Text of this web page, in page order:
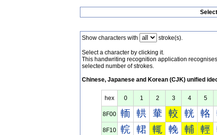
Show characters with stroke(s).
Select a character by clicking it.
This handwriting recognition application
selected number of strokes.
Chinese, Japanese and Korean (CJK) unified
hex 0 1 2 3 4 5
8F00 輀 輁 輂 較 輄 輅
8F10 輐 輑 輒 輓 輔 輕